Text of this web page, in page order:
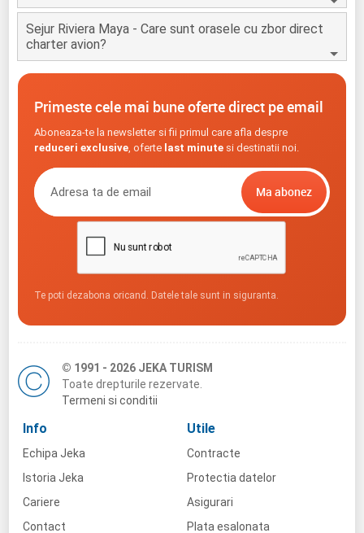
Sejur Riviera Maya - Care sunt orasele cu zbor direct
charter avion?
Primeste cele mai bune oferte direct pe email
Aboneaza-te la newsletter si fii primul care afla despre
reduceri exclusive, oferte last minutesi destinatii noi.
Te poti dezabona oricand. Datele tale sunt in siguranta.
© 1991 - 2026 JEKA TURISM
Toate drepturile rezervate.
Termeni si conditii
Info
Echipa Jeka
Istoria Jeka
Cariere
Contact
Utile
Contracte
Protectia datelor
Asigurari
Plata esalonata